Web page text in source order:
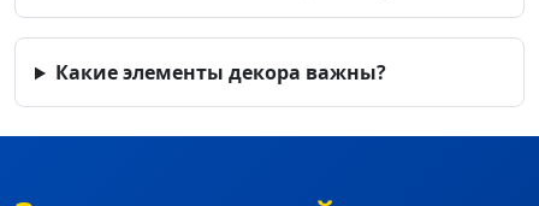
Какие элементы декора важны?